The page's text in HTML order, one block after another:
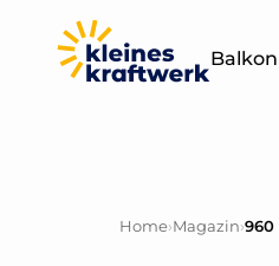
400W
Home›Magazin›